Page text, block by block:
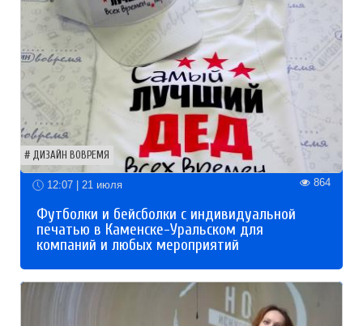
ДИЗАЙН ВОВРЕМЯ
12:07 | 21 июля 864
Футболки и бейсболки с индивидуальной
печатью в Каменске-Уральском для
компаний и любых мероприятий